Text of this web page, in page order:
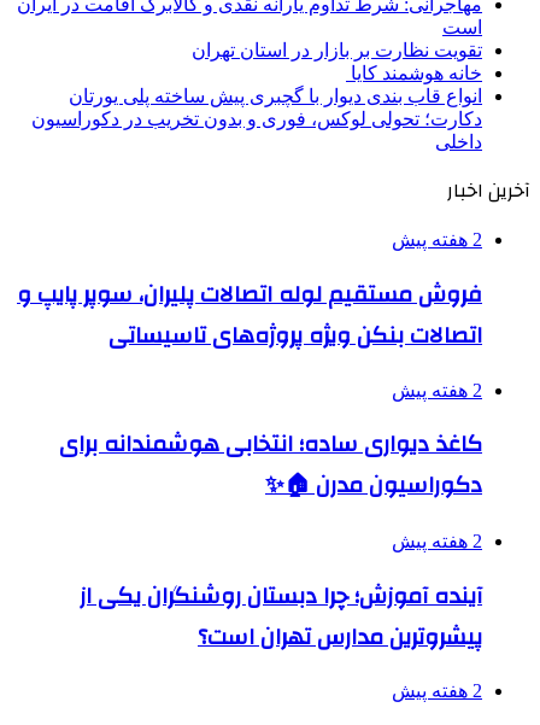
مهاجرانی: شرط تداوم یارانه نقدی و کالابرگ اقامت در ایران
است
تقویت نظارت بر بازار در استان تهران
خانه هوشمند کایا
انواع قاب بندی دیوار با گچبری پیش ساخته پلی یورتان
دکارت؛ تحولی لوکس، فوری و بدون تخریب در دکوراسیون
داخلی
آخرین اخبار
2 هفته پیش
فروش مستقیم لوله اتصالات پلیران، سوپر پایپ و
اتصالات بنکن ویژه پروژه‌های تاسیساتی
2 هفته پیش
کاغذ دیواری ساده؛ انتخابی هوشمندانه برای
دکوراسیون مدرن 🏠✨
2 هفته پیش
آینده آموزش؛ چرا دبستان روشنگران یکی از
پیشروترین مدارس تهران است؟
2 هفته پیش